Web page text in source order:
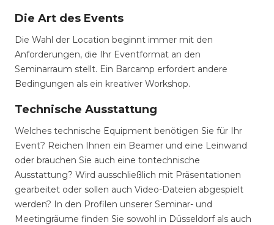
Die Art des Events
Die Wahl der Location beginnt immer mit den
Anforderungen, die Ihr Eventformat an den
Seminarraum stellt. Ein Barcamp erfordert andere
Bedingungen als ein kreativer Workshop.
Technische Ausstattung
Welches technische Equipment benötigen Sie für Ihr
Event? Reichen Ihnen ein Beamer und eine Leinwand
oder brauchen Sie auch eine tontechnische
Ausstattung? Wird ausschließlich mit Präsentationen
gearbeitet oder sollen auch Video-Dateien abgespielt
werden? In den Profilen unserer Seminar- und
Meetingräume finden Sie sowohl in Düsseldorf als auch